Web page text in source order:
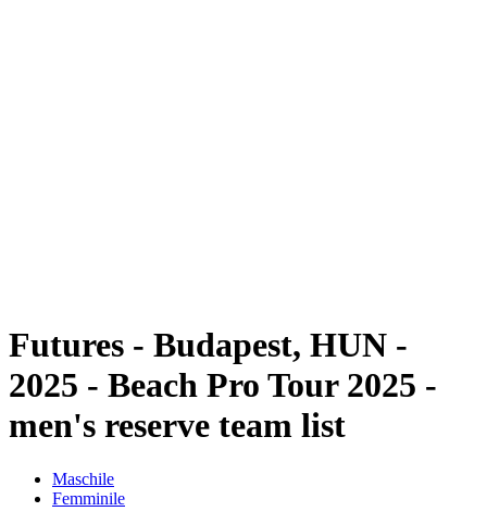
Futures - Budapest, HUN -
2025 - Beach Pro Tour 2025 -
men's reserve team list
Maschile
Femminile